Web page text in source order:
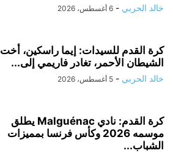
خالد الحربي - 6 أغسطس، 2026
كرة القدم للسيدات: إيما راسكين، أخت
الشيطان الأحمر، تغادر فاريمي إلى...
خالد الحربي - 5 أغسطس، 2026
كرة القدم: نادي Malguénac يطلق
موسمه 2026 وكأس فرنسا بمميزات
الشباب...